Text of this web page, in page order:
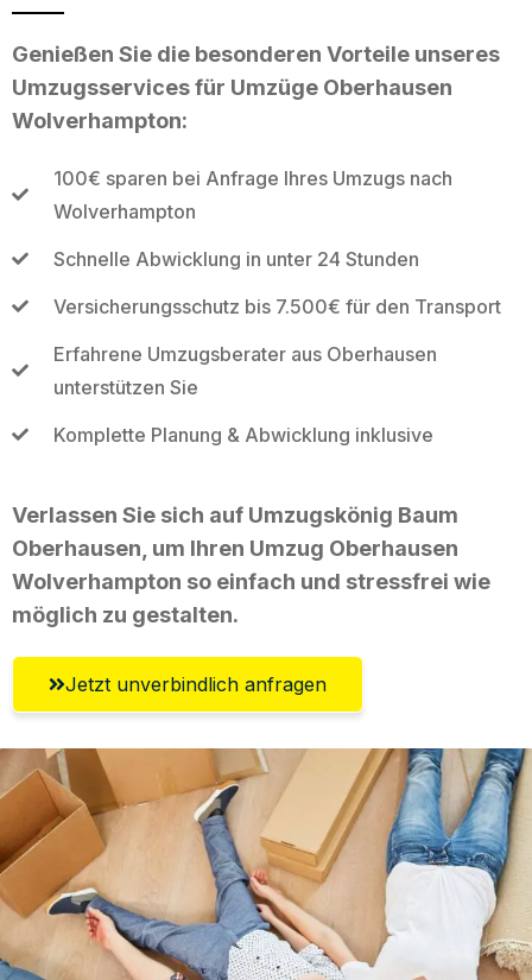
Genießen Sie die besonderen Vorteile unseres
Umzugsservices für Umzüge Oberhausen
Wolverhampton:
100€ sparen bei Anfrage Ihres Umzugs nach
Wolverhampton
Schnelle Abwicklung in unter 24 Stunden
Versicherungsschutz bis 7.500€ für den Transport
Erfahrene Umzugsberater aus Oberhausen
unterstützen Sie
Komplette Planung & Abwicklung inklusive
Verlassen Sie sich auf Umzugskönig Baum
Oberhausen, um Ihren Umzug Oberhausen
Wolverhampton so einfach und stressfrei wie
möglich zu gestalten.
Jetzt unverbindlich anfragen